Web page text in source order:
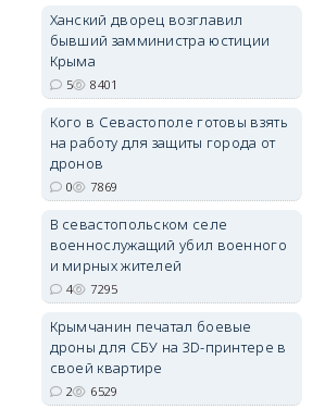
erid: 2SDnjdvhGXG
Ханский дворец возглавил
бывший замминистра юстиции
Крыма
5 8401
Кого в Севастополе готовы взять
на работу для защиты города от
дронов
0 7869
В севастопольском селе
военнослужащий убил военного
и мирных жителей
4 7295
Крымчанин печатал боевые
дроны для СБУ на 3D-принтере в
своей квартире
2 6529